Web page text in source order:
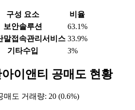
구성 요소
비율
보안솔루션
63.1%
말접속관리서비스 33.9%
기타수입
3%
이앤티 공매도 현황
매도 거래량: 20 (0.6%)